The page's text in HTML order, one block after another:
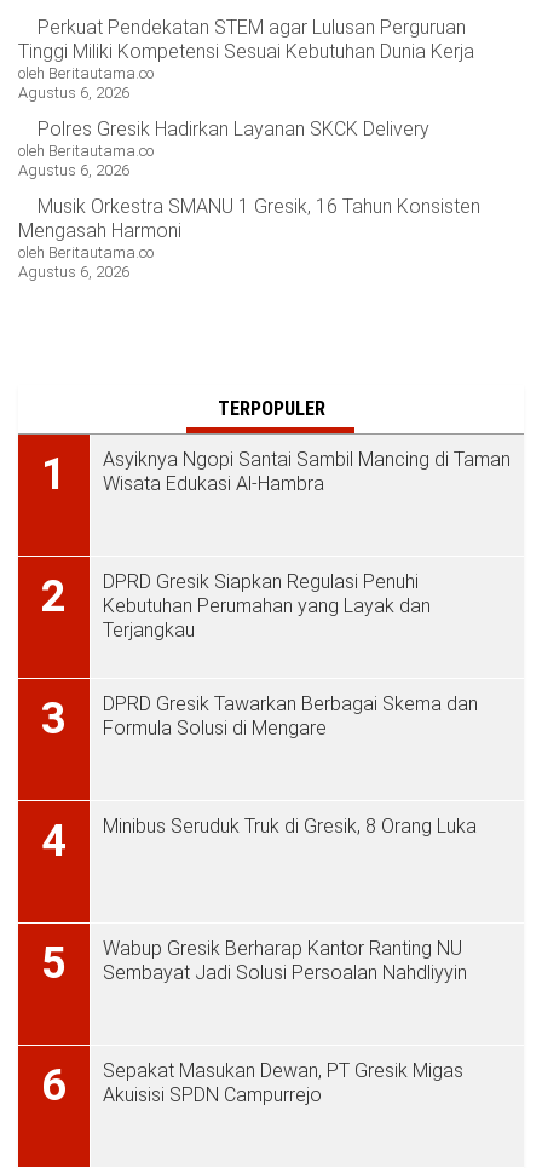
Perkuat Pendekatan STEM agar Lulusan Perguruan
Tinggi Miliki Kompetensi Sesuai Kebutuhan Dunia Kerja
oleh Beritautama.co
Agustus 6, 2026
Polres Gresik Hadirkan Layanan SKCK Delivery
oleh Beritautama.co
Agustus 6, 2026
Musik Orkestra SMANU 1 Gresik, 16 Tahun Konsisten
Mengasah Harmoni
oleh Beritautama.co
Agustus 6, 2026
TERPOPULER
1
Asyiknya Ngopi Santai Sambil Mancing di Taman
Wisata Edukasi Al-Hambra
2
DPRD Gresik Siapkan Regulasi Penuhi
Kebutuhan Perumahan yang Layak dan
Terjangkau
3
DPRD Gresik Tawarkan Berbagai Skema dan
Formula Solusi di Mengare
4 Minibus Seruduk Truk di Gresik, 8 Orang Luka
5
Wabup Gresik Berharap Kantor Ranting NU
Sembayat Jadi Solusi Persoalan Nahdliyyin
6
Sepakat Masukan Dewan, PT Gresik Migas
Akuisisi SPDN Campurrejo